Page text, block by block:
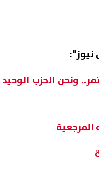
نيوز":
ونحن الحزب الوحيد